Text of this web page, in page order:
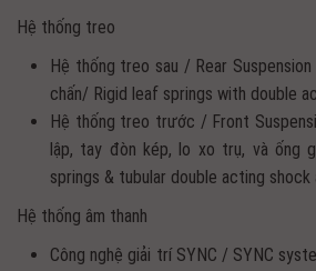
Hệ thống treo
Hệ thống treo sau / Rear
chấn/ Rigid leaf springs with double
Hệ thống treo trước / Front
lập, tay đòn kép, lo xo trụ, và ống
springs & tubular double acting shock
Hệ thống âm thanh
Công nghệ giải trí SYNC / SYNC